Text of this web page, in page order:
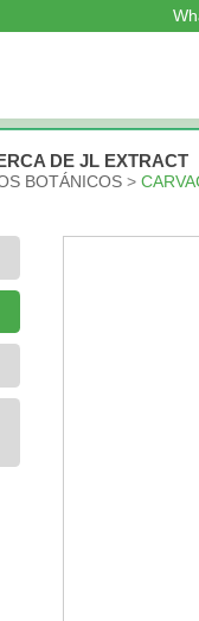
DE JL EXTRACT
BOTÁNICOS